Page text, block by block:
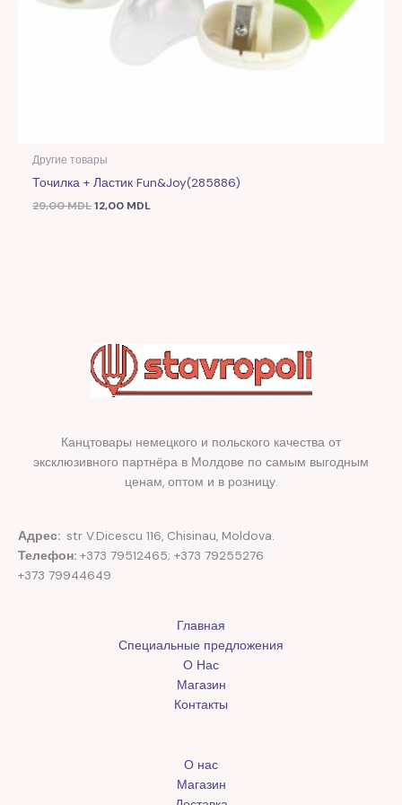
Другие товары
Точилка + Ластик Fun&Joy(285886)
29,00MDL12,00 MDL
Канцтовары немецкого и польского качества от
эксклюзивного партнёра в Молдове по самым выгодным
ценам, оптом и в розницу.
Адрес: str V.Dicescu 116, Chisinau, Moldova.
Телефон: +373 79512465; +373 79255276
+373 79944649
Главная
Специальные предложения
О Нас
Магазин
Контакты
О нас
Магазин